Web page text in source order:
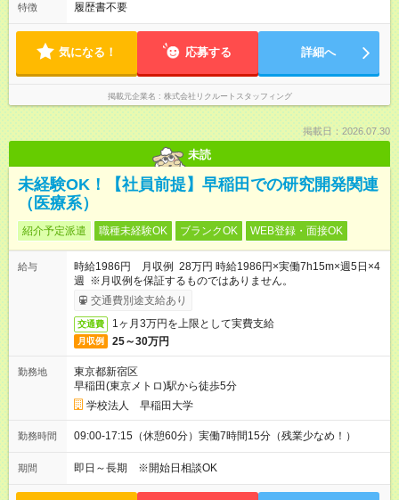
特徴 履歴書不要
気になる！ 応募する 詳細へ
掲載元企業名 株式会社リクルートスタッフィング
掲載日：2026.07.30
未読
未経験OK！【社員前提】早稲田での研究開発関連
（医療系）
紹介予定派遣 職種未経験OK ブランクOK WEB登録・面接OK
給与
時給1986円 月収例 28万円 時給1986円×実働7h15m×週5日×4
週 ※月収例を保証するものではありません。
交通費別途支給あり
交通費 1ヶ月3万円を上限として実費支給
月収例 25～30万円
勤務地
東京都新宿区
早稲田(東京メトロ)駅から徒歩5分
学校法人 早稲田大学
勤務時間 09:00-17:15（休憩60分）実働7時間15分（残業少なめ！）
期間 即日～長期 ※開始日相談OK